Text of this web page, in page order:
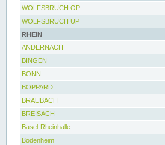
WOLFSBRUCH OP
WOLFSBRUCH UP
RHEIN
ANDERNACH
BINGEN
BONN
BOPPARD
BRAUBACH
BREISACH
Basel-Rheinhalle
Bodenheim